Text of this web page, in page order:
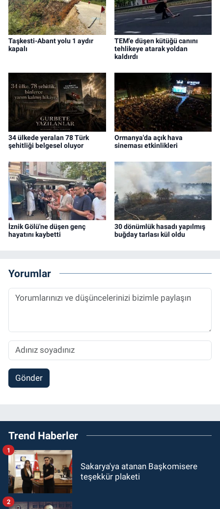
Taşkesti-Abant yolu 1 aydır
kapalı
TEM'e düşen kütüğü canını
tehlikeye atarak yoldan
kaldırdı
34 ülkede yeralan 78 Türk
şehitliği belgesel oluyor
Ormanya'da açık hava
sineması etkinlikleri
İznik Gölü'ne düşen genç
hayatını kaybetti
30 dönümlük hasadı yapılmış
buğday tarlası kül oldu
Yorumlar
Gönder
Trend Haberler
Sakarya'ya atanan Başkomisere
teşekkür plaketi
1
2